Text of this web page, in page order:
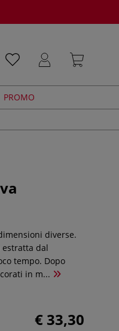
PROMO
diverse.
estratta dal
tempo. Dopo
in m...
€ 33,30